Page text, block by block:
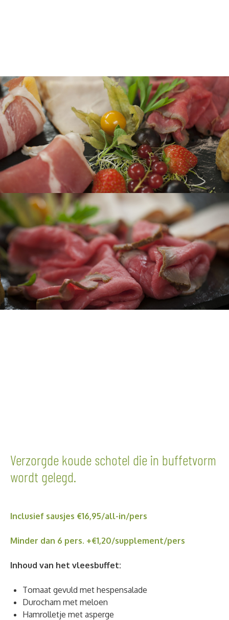
Verzorgde koude schotel die in buffetvorm
wordt gelegd.
Inclusief sausjes €16,95/all-in/pers
Minder dan 6 pers. +€1,20/supplement/pers
Inhoud van het vleesbuffet:
Tomaat gevuld met hespensalade
Durocham met meloen
Hamrolletje met asperge